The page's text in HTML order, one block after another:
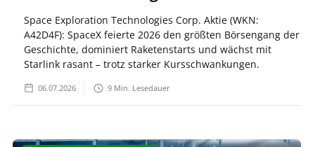
Space Exploration Technologies Corp. Aktie (WKN:
A42D4F): SpaceX feierte 2026 den größten Börsengang der
Geschichte, dominiert Raketenstarts und wächst mit
Starlink rasant – trotz starker Kursschwankungen.
06.07.2026 9 Min. Lesedauer